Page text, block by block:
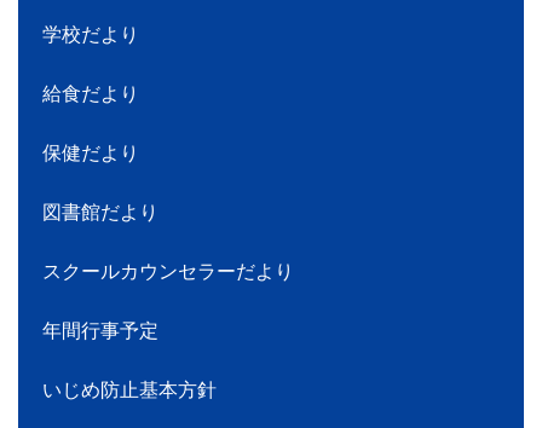
学校だより
給食だより
保健だより
図書館だより
スクールカウンセラーだより
年間行事予定
いじめ防止基本方針